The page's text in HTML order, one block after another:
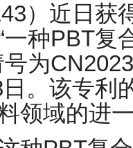
）近日获
种PBT复
为
。该专利
领域的进